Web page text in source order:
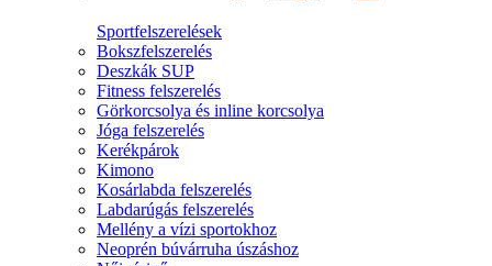
Sportfelszerelések
Bokszfelszerelés
Deszkák SUP
Fitness felszerelés
Görkorcsolya és inline korcsolya
Jóga felszerelés
Kerékpárok
Kimono
Kosárlabda felszerelés
Labdarúgás felszerelés
Mellény a vízi sportokhoz
Neoprén búvárruha úszáshoz